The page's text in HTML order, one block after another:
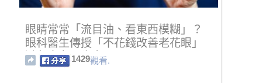
眼睛常常「流目油、看東西模糊」？
眼科醫生傳授「不花錢改善老花眼」
避免未老眼先衰！
1429觀看.